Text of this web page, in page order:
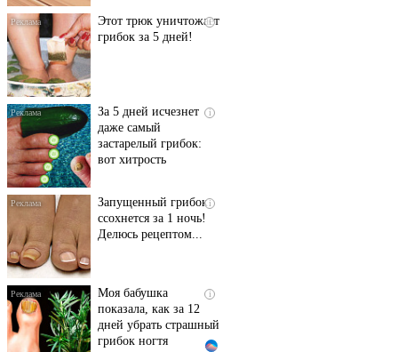
грибок за 5 дней!
даже самый
застарелый грибок:
вот хитрость
ссохнется за 1 ночь!
Делюсь рецептом...
показала, как за 12
дней убрать страшный
грибок ногтя